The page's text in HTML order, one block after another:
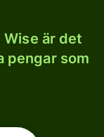
är det
pengar som